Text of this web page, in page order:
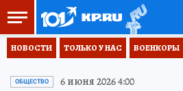
НОВОСТИ ТОЛЬКО У НАС ВОЕНКОРЫ
ОБЩЕСТВО 6 июня 2026 4:00